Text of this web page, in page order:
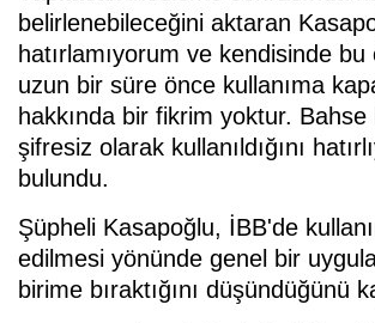
belirlenebileceğini aktaran
hatırlamıyorum ve kendisinde
uzun bir süre önce kullanıma
hakkında bir fikrim yoktur. Bahse
şifresiz olarak kullanıldığını
bulundu.
Şüpheli Kasapoğlu, İBB'de
edilmesi yönünde genel bir
birime bıraktığını düşündüğünü